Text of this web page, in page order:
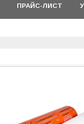
ПРАЙС-ЛИСТ